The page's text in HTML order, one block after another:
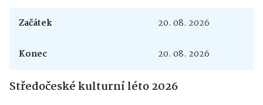
Začátek 20. 08. 2026
Konec 20. 08. 2026
Středočeské kulturní léto 2026